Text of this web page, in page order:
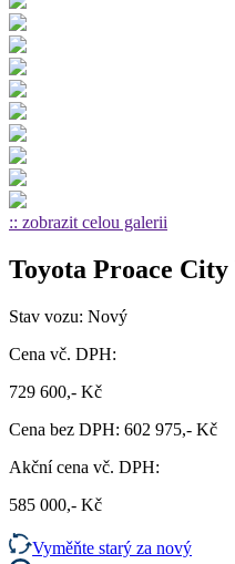
:: zobrazit celou galerii
Toyota Proace City
Stav vozu: Nový
Cena vč. DPH:
729 600,- Kč
Cena bez DPH: 602 975,- Kč
Akční cena vč. DPH:
585 000,- Kč
Vyměňte starý za nový